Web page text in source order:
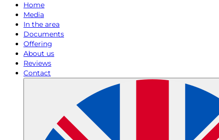
Home
Media
In the area
Documents
Offering
About us
Reviews
Contact